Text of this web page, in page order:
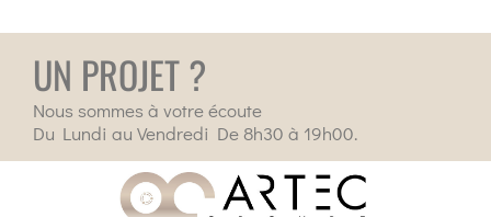
UN PROJET ?
Nous sommes à votre écoute
Du Lundi au Vendredi De 8h30 à 19h00.